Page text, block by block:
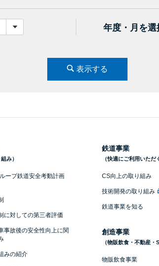
年度・月を選
表示する
み）
ープ鉄道安全考動計画
に対しての第三者評価
事故後の安全性向上に関
みの紹介
鉄道事業
（快適にご利用いただ
CS向上の取り組み
技術開発の取り組み
鉄道事業を知る
創造事業
（物販飲食・不動産・
物販飲食事業